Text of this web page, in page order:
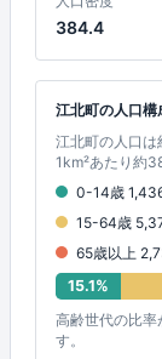
384.4
江北町の人口構
江北町の人口
1km²あたり約
0-14歳
15-64歳
65歳以上
15.1%
高齢世代の比率
す。